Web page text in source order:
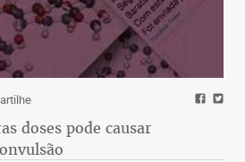
doses pode causar